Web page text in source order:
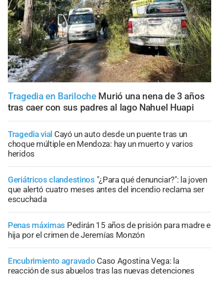
Tragedia en Bariloche Murió una nena de 3 años
tras caer con sus padres al lago Nahuel Huapi
Tragedia vial Cayó un auto desde un puente tras un
choque múltiple en Mendoza: hay un muerto y varios
heridos
Geriátricos clandestinos "¿Para qué denunciar?": la joven
que alertó cuatro meses antes del incendio reclama ser
escuchada
Penas máximas Pedirán 15 años de prisión para madre e
hija por el crimen de Jeremías Monzón
Encubrimiento agravado Caso Agostina Vega: la
reacción de sus abuelos tras las nuevas detenciones